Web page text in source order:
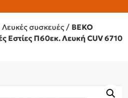
Λευκές συσκευές / BEKO
Εστίες Π60εκ. Λευκή CUV 6710